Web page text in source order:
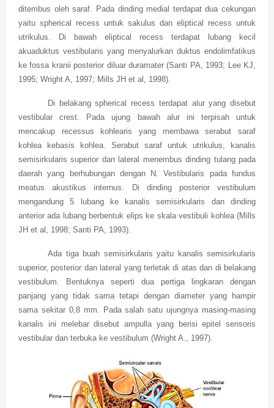
ditembus oleh saraf. Pada dinding medial terdapat dua cekungan
yaitu spherical recess untuk sakulus dan eliptical recess untuk
utrikulus. Di bawah eliptical recess terdapat lubang kecil
akuaduktus vestibularis yang menyalurkan duktus endolimfatikus
ke fossa kranii posterior diluar duramater (Santi PA, 1993; Lee KJ,
1995; Wright A, 1997; Mills JH et al, 1998).
Di belakang spherical recess terdapat alur yang disebut
vestibular crest. Pada ujung bawah alur ini terpisah untuk
mencakup recessus kohlearis yang membawa serabut saraf
kohlea kebasis kohlea. Serabut saraf untuk utrikulus, kanalis
semisirkularis superior dan lateral menembus dinding tulang pada
daerah yang berhubungan dengan N. Vestibularis pada fundus
meatus akustikus internus. Di dinding posterior vestibulum
mengandung 5 lubang ke kanalis semisirkularis dan dinding
anterior ada lubang berbentuk elips ke skala vestibuli kohlea (Mills
JH et al, 1998; Santi PA, 1993).
Ada tiga buah semisirkularis yaitu kanalis semisirkularis
superior, posterior dan lateral yang terletak di atas dan di belakang
vestibulum. Bentuknya seperti dua pertiga lingkaran dengan
panjang yang tidak sama tetapi dengan diameter yang hampir
sama sekitar 0,8 mm. Pada salah satu ujungnya masing-masing
kanalis ini melebar disebut ampulla yang berisi epitel sensoris
vestibular dan terbuka ke vestibulum (Wright A., 1997).